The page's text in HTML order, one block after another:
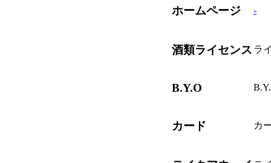
ホームページ -
酒類ライセンス ラ
B.Y.O
カード カ